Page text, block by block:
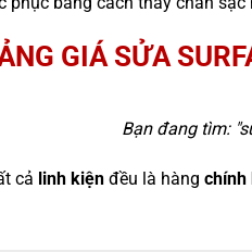
GIÁ SỬA
Bạn đang tìm: "
cả linh kiệnđều là hàng chính